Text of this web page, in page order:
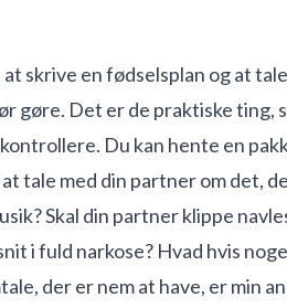
skrive en fødselsplan og at
gøre. Det er de praktiske ting,
Du kan hente en
tale med din partner om det,
Skal din partner klippe
i fuld narkose? Hvad hvis
der er nem at have, er min